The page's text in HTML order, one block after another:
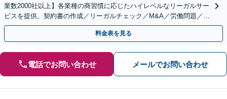
業数2000社以上】各業種の商習慣に応じたハイレベルなリーガルサー
ビスを提供。契約書の作成／リーガルチェック／M&A／労働問題／知
的財産等、お任せください【他士業連携可能】
料金表を見る
電話でお問い合わせ メールでお問い合わせ